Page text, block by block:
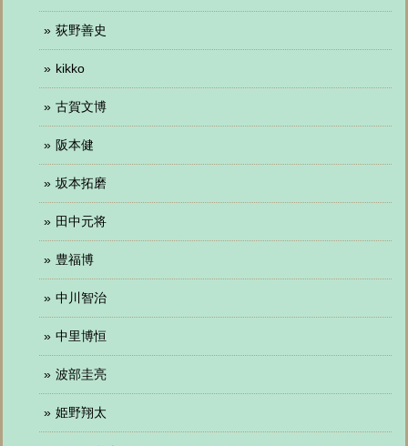
荻野善史
kikko
古賀文博
阪本健
坂本拓磨
田中元将
豊福博
中川智治
中里博恒
波部圭亮
姫野翔太